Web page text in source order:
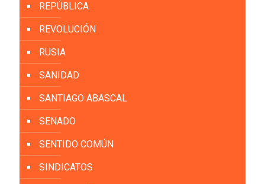
REPÚBLICA
REVOLUCIÓN
RUSIA
SANIDAD
SANTIAGO ABASCAL
SENADO
SENTIDO COMÚN
SINDICATOS